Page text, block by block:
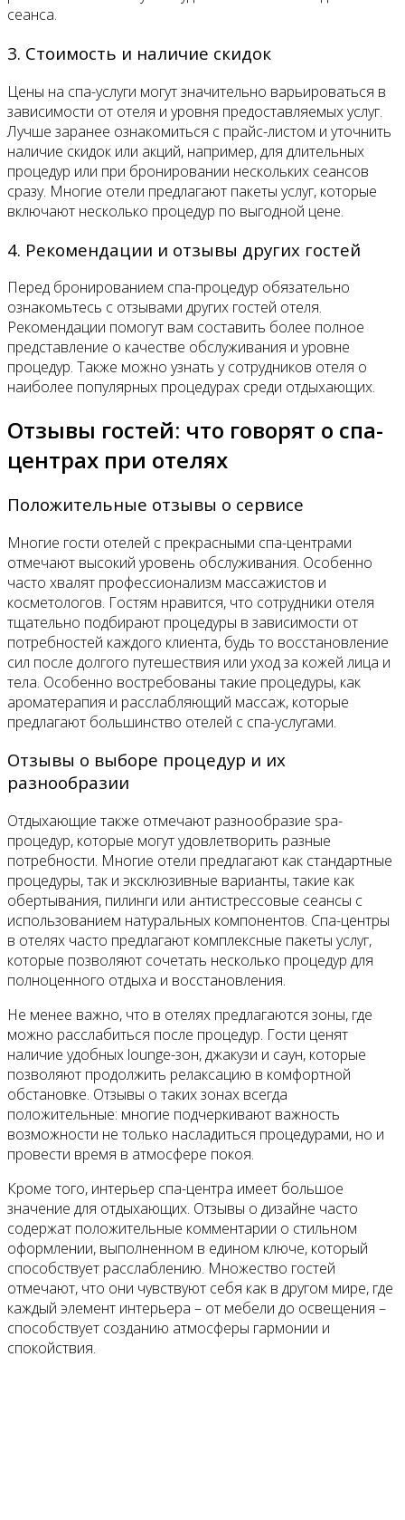
сеанса.
3. Стоимость и наличие скидок
Цены на спа-услуги могут значительно варьироваться в
зависимости от отеля и уровня предоставляемых услуг.
Лучше заранее ознакомиться с прайс-листом и уточнить
наличие скидок или акций, например, для длительных
процедур или при бронировании нескольких сеансов
сразу. Многие отели предлагают пакеты услуг, которые
включают несколько процедур по выгодной цене.
4. Рекомендации и отзывы других гостей
Перед бронированием спа-процедур обязательно
ознакомьтесь с отзывами других гостей отеля.
Рекомендации помогут вам составить более полное
представление о качестве обслуживания и уровне
процедур. Также можно узнать у сотрудников отеля о
наиболее популярных процедурах среди отдыхающих.
Отзывы гостей: что говорят о спа-
центрах при отелях
Положительные отзывы о сервисе
Многие гости отелей с прекрасными спа-центрами
отмечают высокий уровень обслуживания. Особенно
часто хвалят профессионализм массажистов и
косметологов. Гостям нравится, что сотрудники отеля
тщательно подбирают процедуры в зависимости от
потребностей каждого клиента, будь то восстановление
сил после долгого путешествия или уход за кожей лица и
тела. Особенно востребованы такие процедуры, как
ароматерапия и расслабляющий массаж, которые
предлагают большинство отелей с спа-услугами.
Отзывы о выборе процедур и их
разнообразии
Отдыхающие также отмечают разнообразие spa-
процедур, которые могут удовлетворить разные
потребности. Многие отели предлагают как стандартные
процедуры, так и эксклюзивные варианты, такие как
обертывания, пилинги или антистрессовые сеансы с
использованием натуральных компонентов. Спа-центры
в отелях часто предлагают комплексные пакеты услуг,
которые позволяют сочетать несколько процедур для
полноценного отдыха и восстановления.
Не менее важно, что в отелях предлагаются зоны, где
можно расслабиться после процедур. Гости ценят
наличие удобных lounge-зон, джакузи и саун, которые
позволяют продолжить релаксацию в комфортной
обстановке. Отзывы о таких зонах всегда
положительные: многие подчеркивают важность
возможности не только насладиться процедурами, но и
провести время в атмосфере покоя.
Кроме того, интерьер спа-центра имеет большое
значение для отдыхающих. Отзывы о дизайне часто
содержат положительные комментарии о стильном
оформлении, выполненном в едином ключе, который
способствует расслаблению. Множество гостей
отмечают, что они чувствуют себя как в другом мире, где
каждый элемент интерьера – от мебели до освещения –
способствует созданию атмосферы гармонии и
спокойствия.